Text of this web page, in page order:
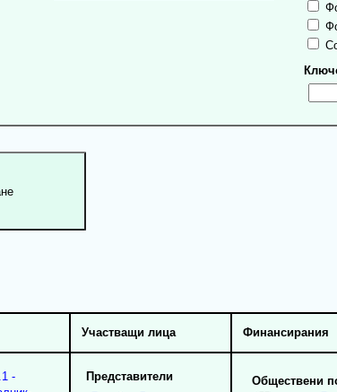
Участващи лица Финансирания
-
Представители
Обществени